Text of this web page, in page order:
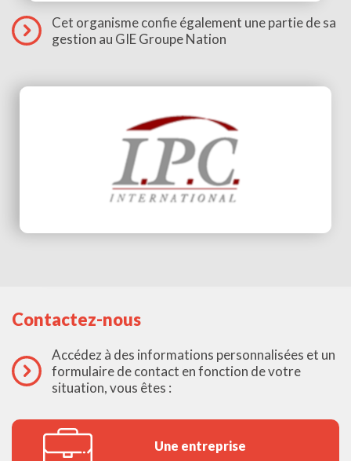
Cet organisme confie également une partie de sa
gestion au GIE Groupe Nation
Contactez-nous
Accédez à des informations personnalisées et un
formulaire de contact en fonction de votre
situation, vous êtes :
Une entreprise